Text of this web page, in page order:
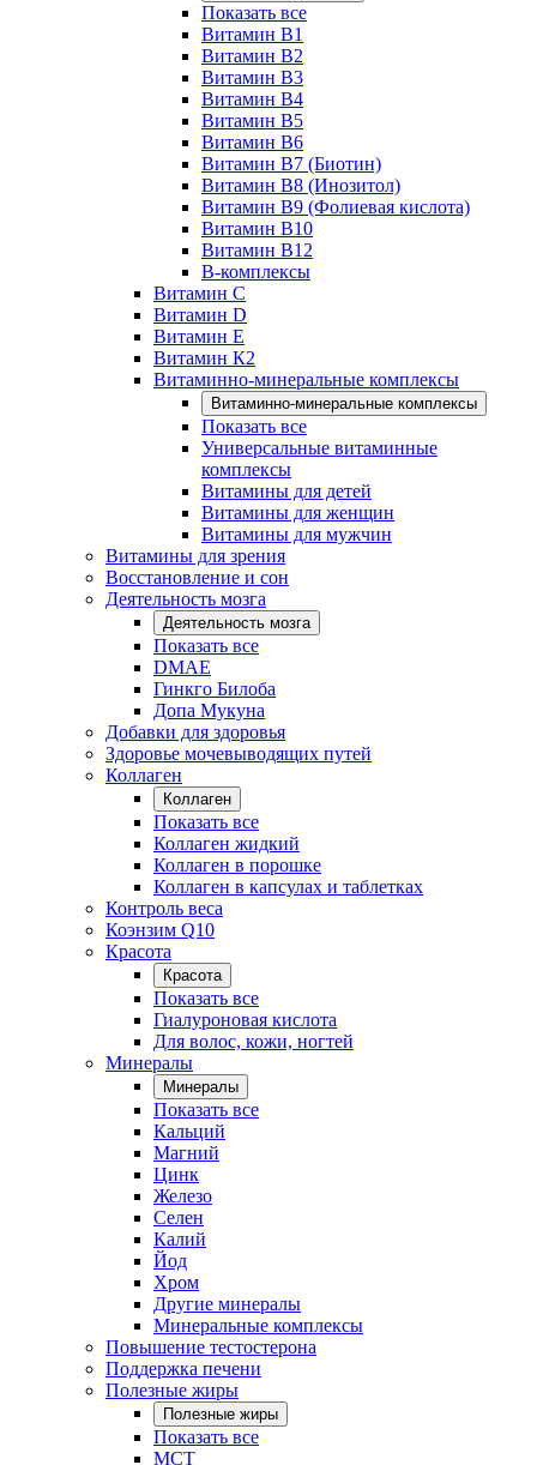
Показать все
Витамин B1
Витамин B2
Витамин B3
Витамин B4
Витамин B5
Витамин B6
Витамин B7 (Биотин)
Витамин B8 (Инозитол)
Витамин B9 (Фолиевая кислота)
Витамин B10
Витамин B12
B-комплексы
Витамин C
Витамин D
Витамин E
Витамин К2
Витаминно-минеральные комплексы
Витаминно-минеральные комплексы
Показать все
Универсальные витаминные
комплексы
Витамины для детей
Витамины для женщин
Витамины для мужчин
Витамины для зрения
Восстановление и сон
Деятельность мозга
Деятельность мозга
Показать все
DMAE
Гинкго Билоба
Допа Мукуна
Добавки для здоровья
Здоровье мочевыводящих путей
Коллаген
Коллаген
Показать все
Коллаген жидкий
Коллаген в порошке
Коллаген в капсулах и таблетках
Контроль веса
Коэнзим Q10
Красота
Красота
Показать все
Гиалуроновая кислота
Для волос, кожи, ногтей
Минералы
Минералы
Показать все
Кальций
Магний
Цинк
Железо
Селен
Калий
Йод
Хром
Другие минералы
Минеральные комплексы
Повышение тестостерона
Поддержка печени
Полезные жиры
Полезные жиры
Показать все
MCT